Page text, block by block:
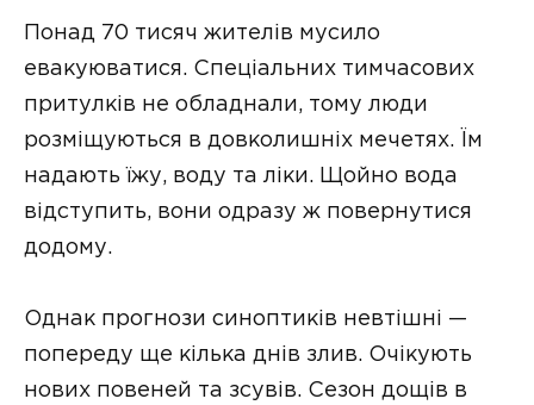
Понад 70 тисяч жителів мусило
евакуюватися. Спеціальних тимчасових
притулків не обладнали, тому люди
розміщуються в довколишніх мечетях. Їм
надають їжу, воду та ліки. Щойно вода
відступить, вони одразу ж повернутися
додому.
Однак прогнози синоптиків невтішні —
попереду ще кілька днів злив. Очікують
нових повеней та зсувів. Сезон дощів в